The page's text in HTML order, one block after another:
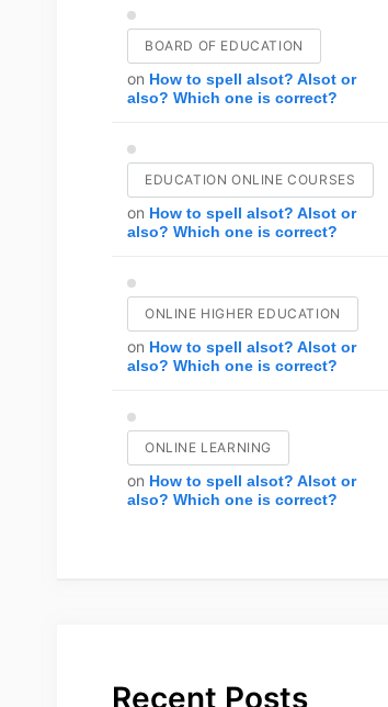
BOARD OF EDUCATION
on How to spell alsot? Alsot or
also? Which one is correct?
EDUCATION ONLINE COURSES
on How to spell alsot? Alsot or
also? Which one is correct?
ONLINE HIGHER EDUCATION
on How to spell alsot? Alsot or
also? Which one is correct?
ONLINE LEARNING
on How to spell alsot? Alsot or
also? Which one is correct?
Recent Posts